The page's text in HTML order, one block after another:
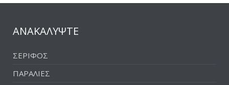
ΑΝΑΚΑΛΥΨΤΕ
ΣΕΡΙΦΟΣ
ΠΑΡΑΛΙΕΣ